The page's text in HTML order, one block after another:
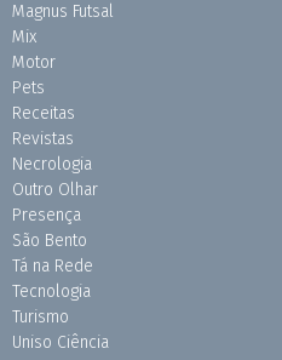
Magnus Futsal
Mix
Motor
Pets
Receitas
Revistas
Necrologia
Outro Olhar
Presença
São Bento
Tá na Rede
Tecnologia
Turismo
Uniso Ciência